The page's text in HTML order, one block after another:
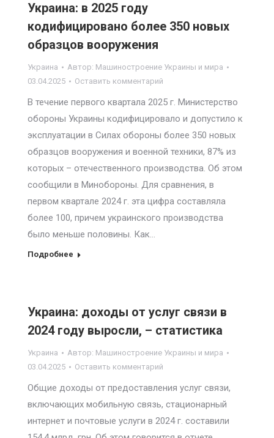
Украина: в 2025 году
кодифицировано более 350 новых
образцов вооружения
Украина Автор: Машиностроение Украины и мира
03.04.2025
Оставить комментарий
В течение первого квартала 2025 г. Министерство
обороны Украины кодифицировало и допустило к
эксплуатации в Силах обороны более 350 новых
образцов вооружения и военной техники, 87% из
которых – отечественного производства. Об этом
сообщили в Минобороны. Для сравнения, в
первом квартале 2024 г. эта цифра составляла
более 100, причем украинского производства
было меньше половины. Как…
Подробнее
Украина: доходы от услуг связи в
2024 году выросли, – статистика
Украина Автор: Машиностроение Украины и мира
03.04.2025
Оставить комментарий
Общие доходы от предоставления услуг связи,
включающих мобильную связь, стационарный
интернет и почтовые услуги в 2024 г. составили